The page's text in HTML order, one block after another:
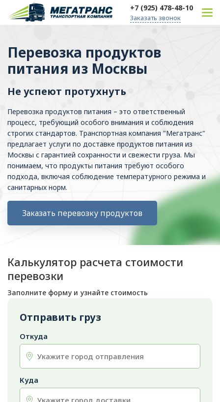
+7 (925) 478-48-10
Заказать звонок
Перевозка продуктов
питания из Москвы
Не успеют протухнуть
Перевозка продуктов питания – это ответственный
процесс, требующий особого внимания и соблюдения
строгих стандартов. Транспортная компания "Мегатранс"
предлагает услуги по доставке продуктов питания из
Москвы с гарантией сохранности и свежести груза. Мы
понимаем, что продукты питания требуют особого
подхода, включая соблюдение температурного режима и
санитарных норм.
Заказать перевозку продуктов
Калькулятор расчета стоимости
перевозки
Заполните форму и узнайте стоимость
Отправить груз
Откуда
Куда